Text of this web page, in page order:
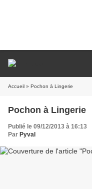
Accueil » Pochon à Lingerie
Pochon à Lingerie
Publié le 09/12/2013 à 16:13
Par Pyval